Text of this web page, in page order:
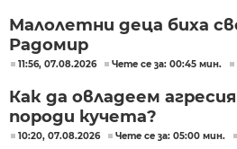
Малолетни деца биха
Радомир
11:56, 07.08.2026 Чете се за: 00:45 мин.
Как да овладеем
породи кучета?
10:20, 07.08.2026 Чете се за: 05:00 мин.